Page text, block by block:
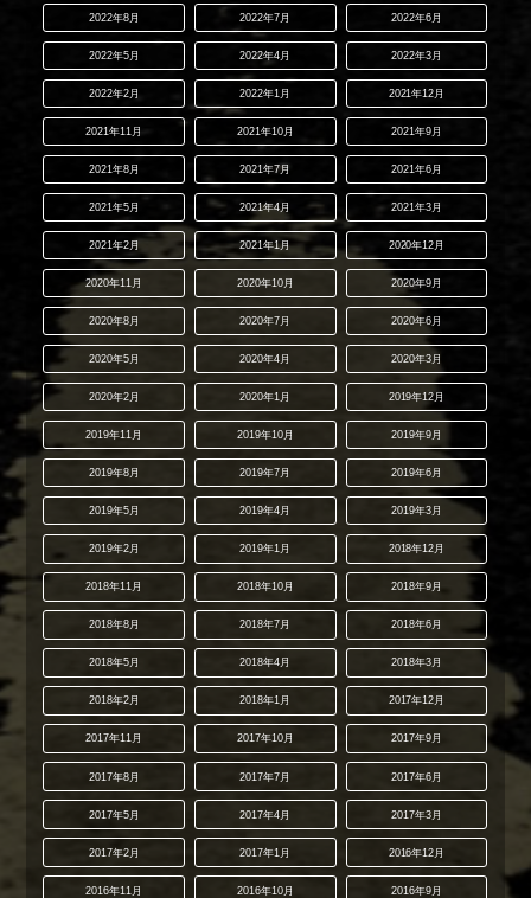
2022年8月 2022年7月 2022年6月
2022年5月 2022年4月 2022年3月
2022年2月 2022年1月 2021年12月
2021年11月 2021年10月 2021年9月
2021年8月 2021年7月 2021年6月
2021年5月 2021年4月 2021年3月
2021年2月 2021年1月 2020年12月
2020年11月 2020年10月 2020年9月
2020年8月 2020年7月 2020年6月
2020年5月 2020年4月 2020年3月
2020年2月 2020年1月 2019年12月
2019年11月 2019年10月 2019年9月
2019年8月 2019年7月 2019年6月
2019年5月 2019年4月 2019年3月
2019年2月 2019年1月 2018年12月
2018年11月 2018年10月 2018年9月
2018年8月 2018年7月 2018年6月
2018年5月 2018年4月 2018年3月
2018年2月 2018年1月 2017年12月
2017年11月 2017年10月 2017年9月
2017年8月 2017年7月 2017年6月
2017年5月 2017年4月 2017年3月
2017年2月 2017年1月 2016年12月
2016年11月 2016年10月 2016年9月